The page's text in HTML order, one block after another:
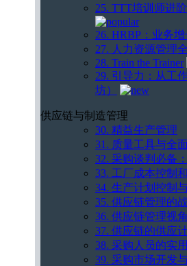
25. TTT培训师进
26. HRBP：业务
27. 人力资源管理
28. Train the Trainer
29. 引导力：从工
坊）
供应链与制造管理
30. 精益生产管理
31. 质量工具与全
32. 采购谈判必备
33. 工厂成本控制
34. 生产计划控制
35. 供应链管理的
36. 供应链管理视
37. 供应链的供应
38. 采购人员的实
39. 采购市场开发